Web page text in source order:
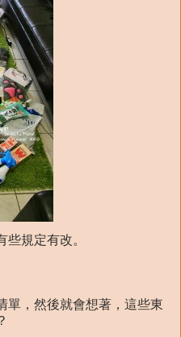
規定有改。
單，然後就會想著，這些東